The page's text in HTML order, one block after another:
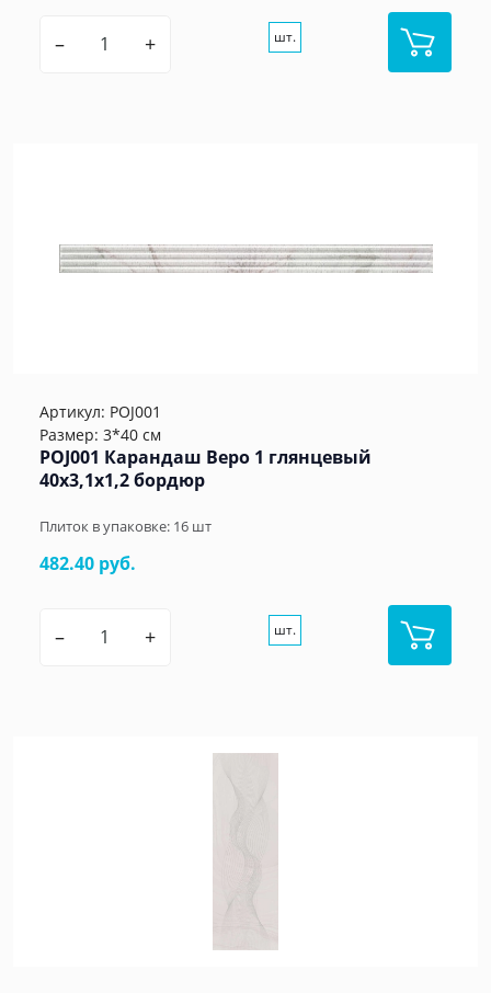
– + шт.
Артикул: POJ001
Размер: 3*40 см
POJ001 Карандаш Веро 1 глянцевый
40x3,1x1,2 бордюр
Плиток в упаковке: 16 шт
482.40 руб.
– + шт.